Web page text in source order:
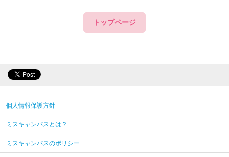
トップページ
個人情報保護方針
ミスキャンパスとは？
ミスキャンパスのポリシー